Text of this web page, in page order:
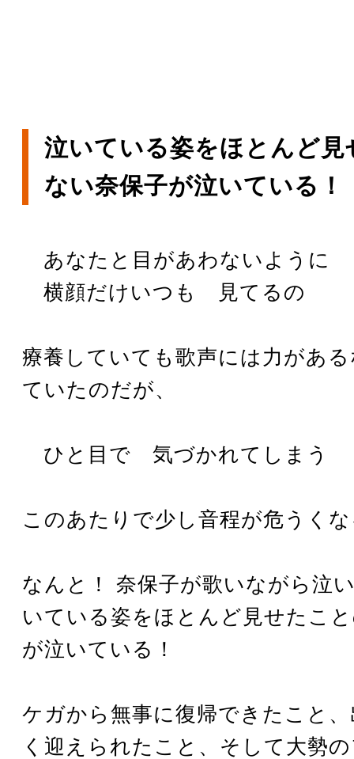
泣いている姿をほとんど見
ない奈保子が泣いている！
あなたと目があわないように
横顔だけいつも 見てるの
療養していても歌声には力があ
ていたのだが、
ひと目で 気づかれてしまう
このあたりで少し音程が危うく
なんと！ 奈保子が歌いながら泣
いている姿をほとんど見せたこ
が泣いている！
ケガから無事に復帰できたこと
く迎えられたこと、そして大勢